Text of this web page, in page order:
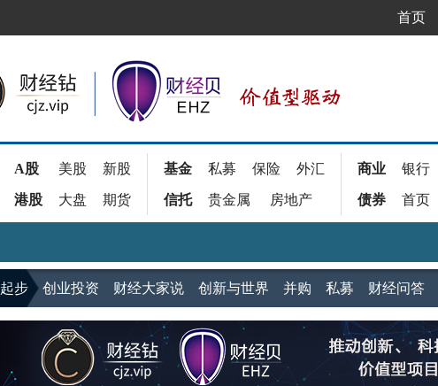
首页
A股 美股 新股
港股 大盘 期货
基金 私募 保险 外汇
信托 贵金属 房地产
商业 银行
债券 首页
步 创业投资 财经大家说 创新与世界 并购 私募 财经问答